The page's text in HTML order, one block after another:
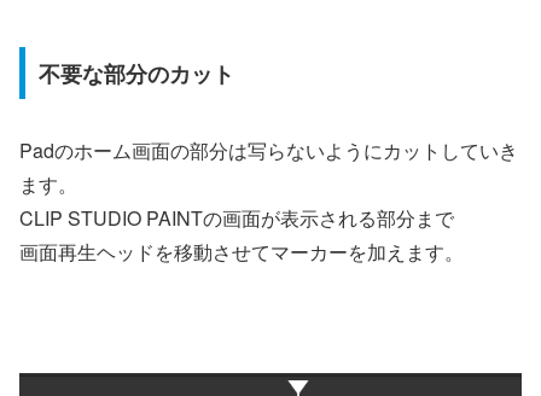
不要な部分のカット
Padのホーム画面の部分は写らないようにカットしていき
ます。
CLIP STUDIO PAINTの画面が表示される部分まで
画面再生ヘッドを移動させてマーカーを加えます。